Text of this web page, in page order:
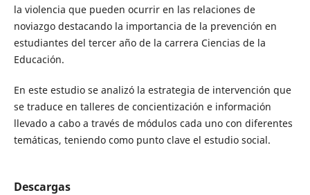
la violencia que pueden ocurrir en las relaciones de
noviazgo destacando la importancia de la prevención en
estudiantes del tercer año de la carrera Ciencias de la
Educación.
En este estudio se analizó la estrategia de intervención que
se traduce en talleres de concientización e información
llevado a cabo a través de módulos cada uno con diferentes
temáticas, teniendo como punto clave el estudio social.
Descargas